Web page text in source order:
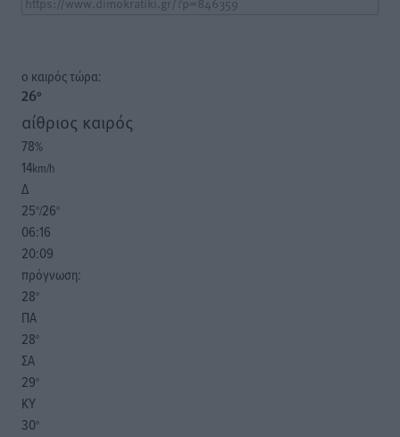
o καιρός τώρα:
26°
αίθριος καιρός
78%
14km/h
Δ
25°/26°
06:16
20:09
πρόγνωση:
28°
ΠΑ
28°
ΣΑ
29°
ΚΥ
30°